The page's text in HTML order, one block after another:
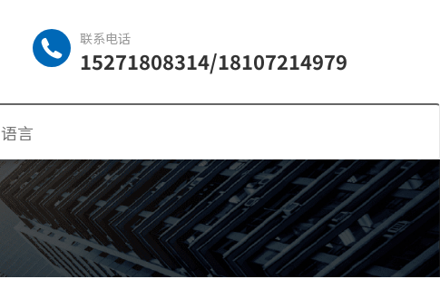
联系电话
15271808314/18107214979
语言
简体中文
ENGLISH